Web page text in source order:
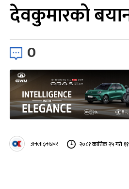
देवकुमारको
0
अनलाइनखबर २०८१ कात्तिक २५ गते